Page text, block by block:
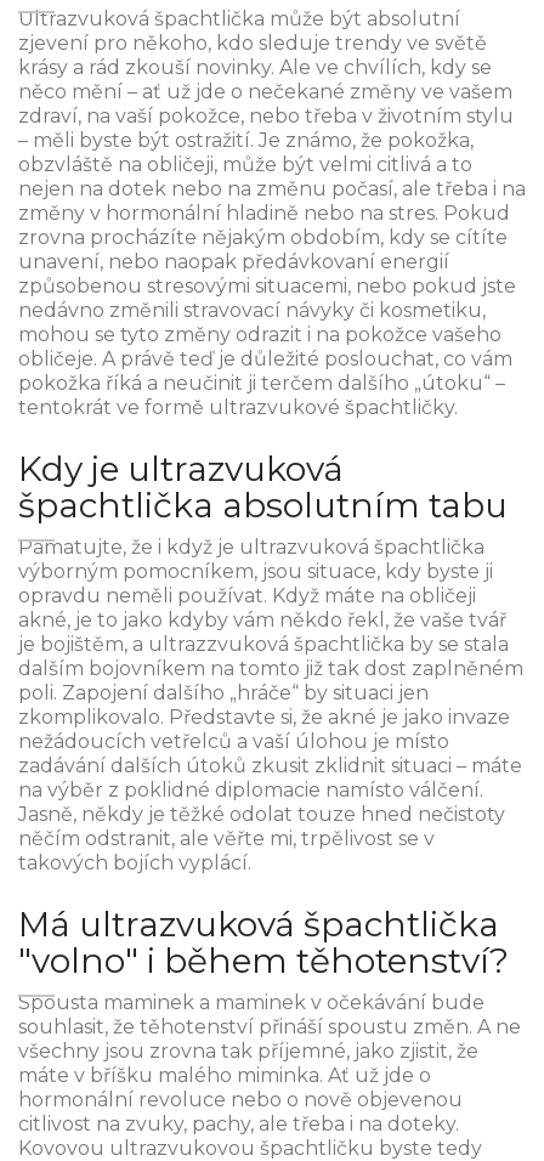
Ultrazvuková špachtlička může být absolutní
zjevení pro někoho, kdo sleduje trendy ve světě
krásy a rád zkouší novinky. Ale ve chvílích, kdy se
něco mění – ať už jde o nečekané změny ve vašem
zdraví, na vaší pokožce, nebo třeba v životním stylu
– měli byste být ostražití. Je známo, že pokožka,
obzvláště na obličeji, může být velmi citlivá a to
nejen na dotek nebo na změnu počasí, ale třeba i na
změny v hormonální hladině nebo na stres. Pokud
zrovna procházíte nějakým obdobím, kdy se cítíte
unavení, nebo naopak předávkovaní energií
způsobenou stresovými situacemi, nebo pokud jste
nedávno změnili stravovací návyky či kosmetiku,
mohou se tyto změny odrazit i na pokožce vašeho
obličeje. A právě teď je důležité poslouchat, co vám
pokožka říká a neučinit ji terčem dalšího „útoku“ –
tentokrát ve formě ultrazvukové špachtličky.
Kdy je ultrazvuková
špachtlička absolutním tabu
Pamatujte, že i když je ultrazvuková špachtlička
výborným pomocníkem, jsou situace, kdy byste ji
opravdu neměli používat. Když máte na obličeji
akné, je to jako kdyby vám někdo řekl, že vaše tvář
je bojištěm, a ultrazzvuková špachtlička by se stala
dalším bojovníkem na tomto již tak dost zaplněném
poli. Zapojení dalšího „hráče“ by situaci jen
zkomplikovalo. Představte si, že akné je jako invaze
nežádoucích vetřelců a vaší úlohou je místo
zadávání dalších útoků zkusit zklidnit situaci – máte
na výběr z poklidné diplomacie namísto válčení.
Jasně, někdy je těžké odolat touze hned nečistoty
něčím odstranit, ale věřte mi, trpělivost se v
takových bojích vyplácí.
Má ultrazvuková špachtlička
"volno" i během těhotenství?
Spousta maminek a maminek v očekávání bude
souhlasit, že těhotenství přináší spoustu změn. A ne
všechny jsou zrovna tak příjemné, jako zjistit, že
máte v bříšku malého miminka. Ať už jde o
hormonální revoluce nebo o nově objevenou
citlivost na zvuky, pachy, ale třeba i na doteky.
Kovovou ultrazvukovou špachtličku byste tedy